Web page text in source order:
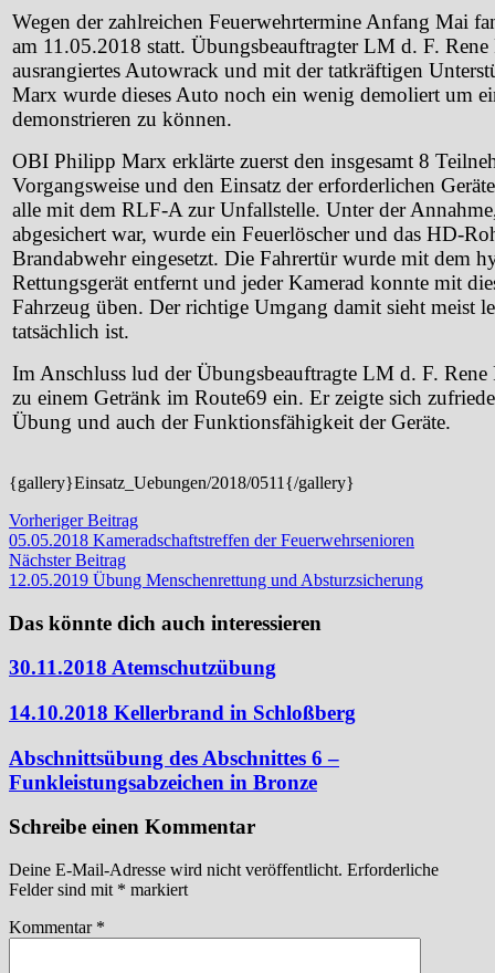
Wegen der zahlreichen Feuerwehrtermine Anfang Mai
am 11.05.2018 statt. Übungsbeauftragter LM d. F. Rene
ausrangiertes Autowrack und mit der tatkräftigen
Marx wurde dieses Auto noch ein wenig demoliert um
demonstrieren zu können.
OBI Philipp Marx erklärte zuerst den insgesamt 8
Vorgangsweise und den Einsatz der erforderlichen
alle mit dem RLF-A zur Unfallstelle. Unter der
abgesichert war, wurde ein Feuerlöscher und das HD-
Brandabwehr eingesetzt. Die Fahrertür wurde mit dem
Rettungsgerät entfernt und jeder Kamerad konnte mit
Fahrzeug üben. Der richtige Umgang damit sieht meist
tatsächlich ist.
Im Anschluss lud der Übungsbeauftragte LM d. F. Rene
zu einem Getränk im Route69 ein. Er zeigte sich
Übung und auch der Funktionsfähigkeit der Geräte.
{gallery}Einsatz_Uebungen/2018/0511{/gallery}
Beitragsnavigation
Vorheriger BeitragVorheriger
Beitrag:
05.05.2018 Kameradschaftstreffen der Feuerwehrsenioren
Nächster BeitragNächster
Beitrag:
12.05.2019 Übung Menschenrettung und Absturzsicherung
Das könnte dich auch interessieren
30.11.2018 Atemschutzübung
14.10.2018 Kellerbrand in Schloßberg
Abschnittsübung des Abschnittes 6 –
Funkleistungsabzeichen in Bronze
Schreibe einen Kommentar
Deine E-Mail-Adresse wird nicht veröffentlicht. Erforderliche
Felder sind mit * markiert
Kommentar *